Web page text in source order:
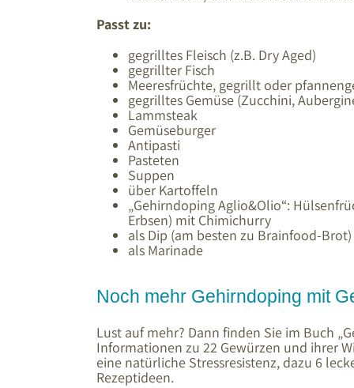
Passt zu:
gegrilltes Fleisch (z.B. Dry Aged)
gegrillter Fisch
Meeresfrüchte, gegrillt oder
gegrilltes Gemüse (Zucchini,
Lammsteak
Gemüseburger
Antipasti
Pasteten
Suppen
über Kartoffeln
„Gehirndoping Aglio&Olio“:
Erbsen) mit Chimichurry
als Dip (am besten zu Brainfood-Brot)
als Marinade
Noch mehr Gehirndoping mit
Lust auf mehr? Dann finden Sie im Buch
Informationen zu 22 Gewürzen und ihrer
eine natürliche Stressresistenz, dazu 6
Rezeptideen.